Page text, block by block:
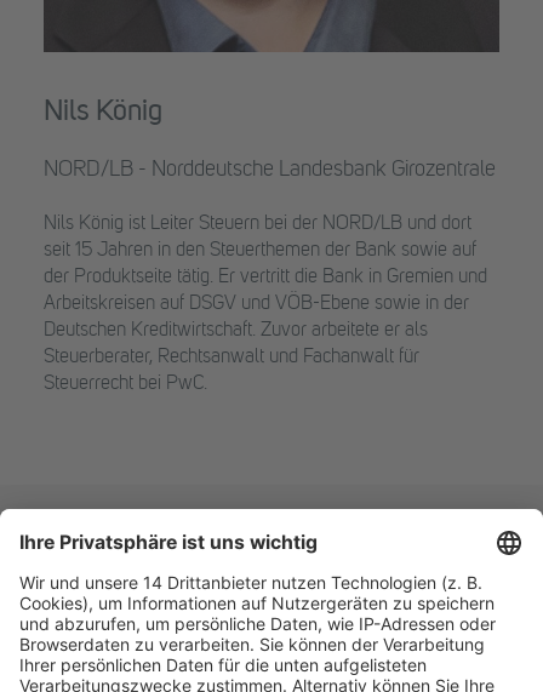
Nils König
NORD/LB - Norddeutsche Landesbank Girozentrale
Nils König ist Leiter Steuern bei der NORD/LB und dort
seit 15 Jahren in den Steuerthemen der Bank sowie auf
der Produktseite tätig. Er vertritt die Bank in Gremien und
Arbeitskreisen auf DSGV und VÖB-Ebene sowie in der
Deutschen Kreditwirtschaft. Zuvor arbeitete er als
Steuerberater, Rechtsanwalt und Fachanwalt für
Steuerrecht bei PwC.